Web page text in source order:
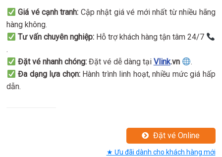
Giá vé cạnh tranh: Cập nhật giá vé mới nhất từ nhiều hãng
hàng không.
Tư vấn chuyên nghiệp:Hỗ trợ khách hàng tận tâm 24/7
.
Đặt vé nhanh chóng:Đặt vé dễ dàng tại Vlink.vn
.
Đa dạng lựa chọn:Hành trình linh hoạt, nhiều mức giá hấp
dẫn.
Đặt vé Online
★ Ưu đãi dành cho khách hàng mới